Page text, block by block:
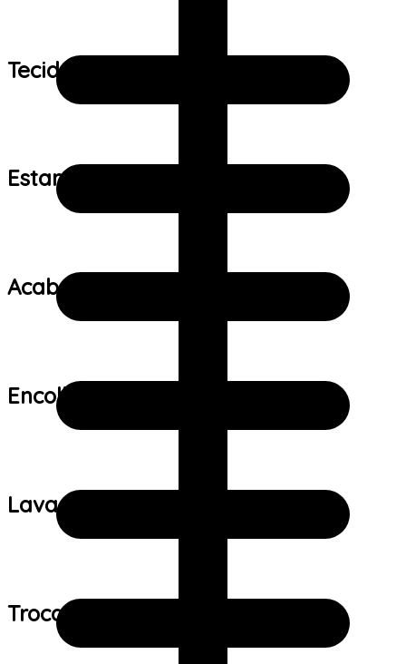
Tecido:
Estampa:
Acabamento:
Encolhimento:
Lavagem:
Trocas e devoluções: